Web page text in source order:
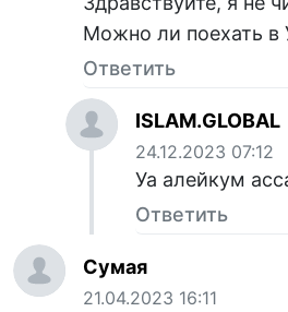
Можно ли поехать в
Ответить
ISLAM.GLOBAL
24.12.2023 07:12
Уа алейкум
Ответить
Сумая
21.04.2023 16:11